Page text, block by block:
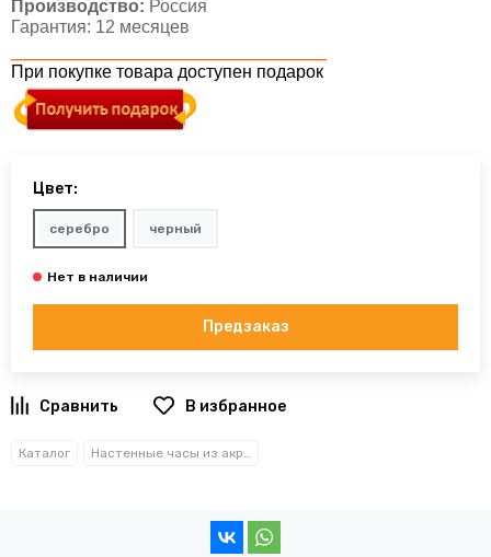
Производство: Россия
Гарантия: 12 месяцев
При покупке товара доступен подарок
Цвет:
серебро черный
Предзаказ
В избранное
Каталог